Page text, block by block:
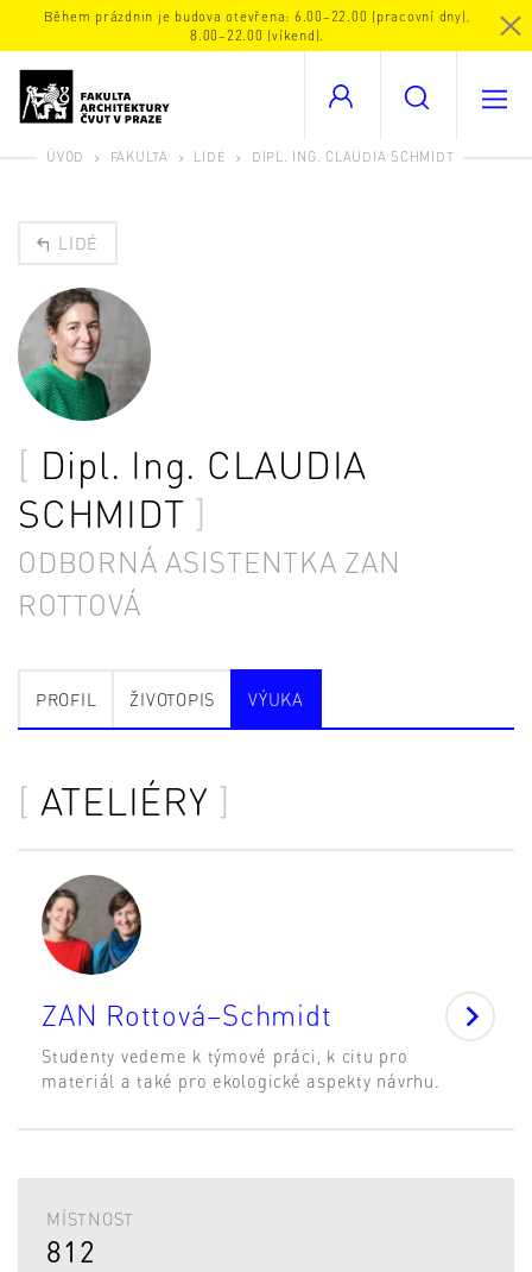
Během prázdnin je budova otevřena: 6.00–22.00 (pracovní dny),
8.00–22.00 (víkend).
ÚVOD FAKULTA LIDÉ DIPL. ING. CLAUDIA SCHMIDT
LIDÉ
Dipl. Ing. CLAUDIA
SCHMIDT
ODBORNÁ ASISTENTKA ZAN
ROTTOVÁ
PROFIL ŽIVOTOPIS VÝUKA
ATELIÉRY
ZAN Rottová–Schmidt
Studenty vedeme k týmové práci, k citu pro
materiál a také pro ekologické aspekty návrhu.
MÍSTNOST
812